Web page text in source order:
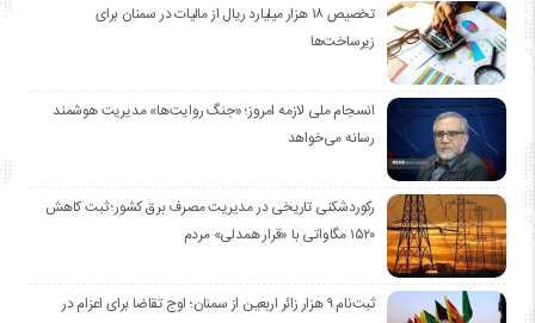
تخصیص ۱۸ هزار میلیارد ریال از مالیات در سمنان برای
زیرساخت‌ها
انسجام ملی لازمه امروز؛ «جنگ روایت‌ها» مدیریت هوشمند
رسانه می‌خواهد
رکوردشکنی تاریخی در مدیریت مصرف برق کشور؛ ثبت کاهش
۱۵۲۰ مگاواتی با «قرار همدلی» مردم
ثبت‌نام ۹ هزار زائر اربعین از سمنان؛ اوج تقاضا برای اعزام در